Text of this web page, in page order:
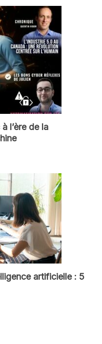
l’ère de la
artificielle : 5